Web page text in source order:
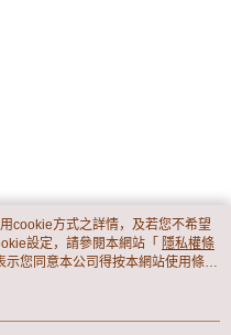
cookie方式之詳情，及若您不希望
設定，請參閱本網站「 隱私權條
您同意本公司得按本網站使用條款